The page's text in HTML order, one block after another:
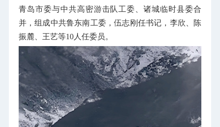
青岛市委与中共高密游击队工委、诸城临时县委合
并，组成中共鲁东南工委，伍志刚任书记，李欣、陈
振麓、王艺等10人任委员。